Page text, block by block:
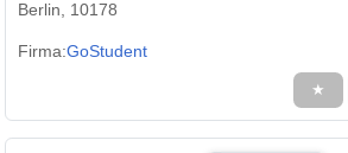
Berlin, 10178
Firma:GoStudent
★